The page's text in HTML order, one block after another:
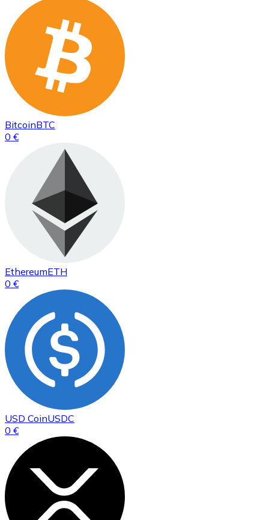
BitcoinBTC
0 €
EthereumETH
0 €
USD CoinUSDC
0 €